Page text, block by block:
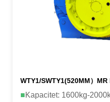
WTY1/SWTY1(520MM）
■Kapacitet: 1600kg-